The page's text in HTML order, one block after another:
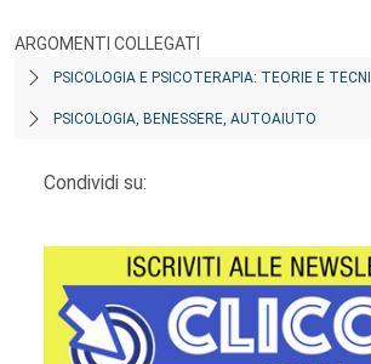
ARGOMENTI COLLEGATI
PSICOLOGIA E PSICOTERAPIA: TEORIE E
PSICOLOGIA, BENESSERE, AUTOAIUTO
Condividi su: